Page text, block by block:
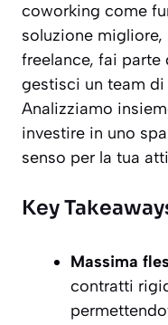
coworking come
soluzione
freelance, fai parte
gestisci un team
Analizziamo
investire in uno
senso per la tua
Key
Massima
contratti